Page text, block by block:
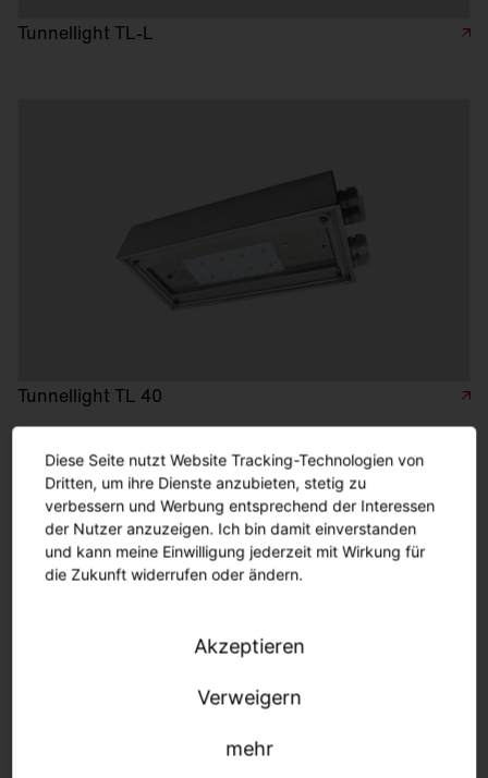
Tunnellight TL-L
Tunnellight TL 40
Diese Seite nutzt Website Tracking-Technologien von
Dritten, um ihre Dienste anzubieten, stetig zu
verbessern und Werbung entsprechend der Interessen
der Nutzer anzuzeigen. Ich bin damit einverstanden
und kann meine Einwilligung jederzeit mit Wirkung für
die Zukunft widerrufen oder ändern.
Akzeptieren
Verweigern
mehr